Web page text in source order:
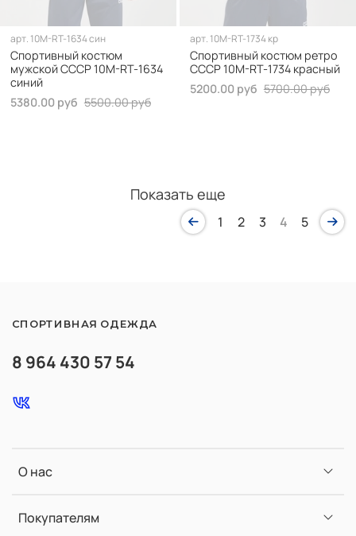
арт. 10M-RT-1634 син
Спортивный костюм
мужской СССР 10M-RT-1634
синий
5380.00 руб 5500.00 руб
арт. 10M-RT-1734 кр
Спортивный костюм ретро
СССР 10M-RT-1734 красный
5200.00 руб 5700.00 руб
Показать еще
1 2 3 4 5
О нас
Покупателям
8 964 430 57 54
СПОРТИВНАЯ ОДЕЖДА